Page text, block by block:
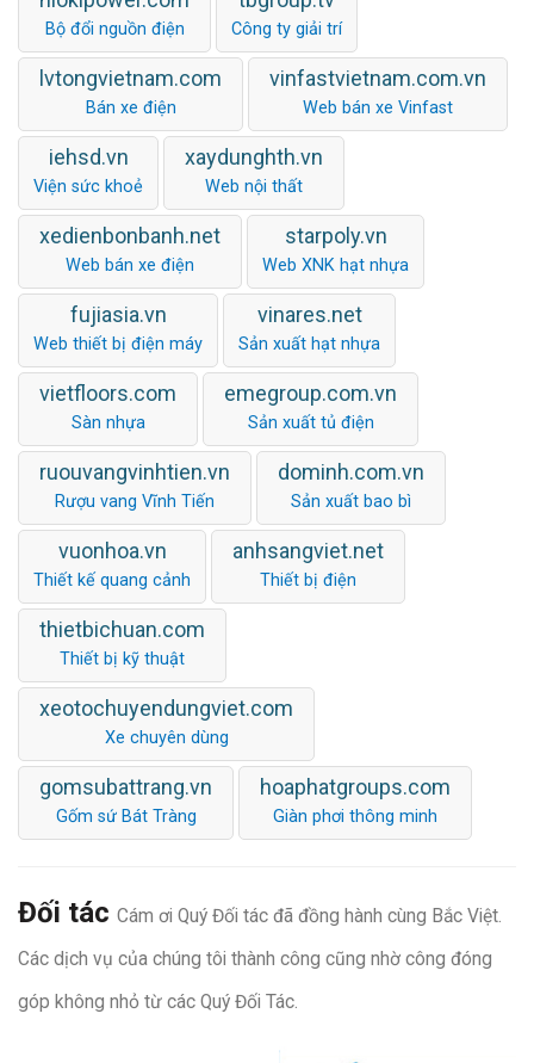
Bộ đổi nguồn điện Công ty giải trí
lvtongvietnam.com
Bán xe điện
vinfastvietnam.com.vn
Web bán xe Vinfast
iehsd.vn
Viện sức khoẻ
xaydunghth.vn
Web nội thất
xedienbonbanh.net
Web bán xe điện
starpoly.vn
Web XNK hạt nhựa
fujiasia.vn
Web thiết bị điện máy
vinares.net
Sản xuất hạt nhựa
vietfloors.com
Sàn nhựa
emegroup.com.vn
Sản xuất tủ điện
ruouvangvinhtien.vn
Rượu vang Vĩnh Tiến
dominh.com.vn
Sản xuất bao bì
vuonhoa.vn
Thiết kế quang cảnh
anhsangviet.net
Thiết bị điện
thietbichuan.com
Thiết bị kỹ thuật
xeotochuyendungviet.com
Xe chuyên dùng
gomsubattrang.vn
Gốm sứ Bát Tràng
hoaphatgroups.com
Giàn phơi thông minh
Đối tác Cám ơi Quý Đối tác đã đồng hành cùng Bắc Việt.
Các dịch vụ của chúng tôi thành công cũng nhờ công đóng
góp không nhỏ từ các Quý Đối Tác.